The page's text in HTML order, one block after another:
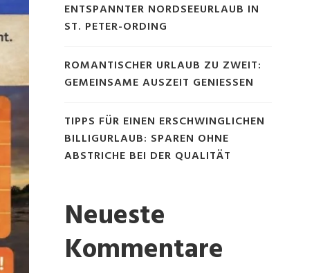
ENTSPANNTER NORDSEEURLAUB IN
ST. PETER-ORDING
ROMANTISCHER URLAUB ZU ZWEIT:
GEMEINSAME AUSZEIT GENIESSEN
TIPPS FÜR EINEN ERSCHWINGLICHEN
BILLIGURLAUB: SPAREN OHNE
ABSTRICHE BEI DER QUALITÄT
Neueste
Kommentare